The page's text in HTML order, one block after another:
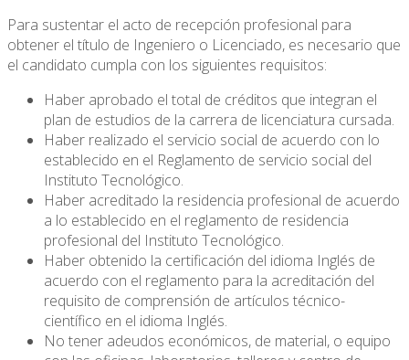
Para sustentar el acto de recepción profesional para
obtener el título de Ingeniero o Licenciado, es necesario que
el candidato cumpla con los siguientes requisitos:
Haber aprobado el total de créditos que integran el
plan de estudios de la carrera de licenciatura cursada.
Haber realizado el servicio social de acuerdo con lo
establecido en el Reglamento de servicio social del
Instituto Tecnológico.
Haber acreditado la residencia profesional de acuerdo
a lo establecido en el reglamento de residencia
profesional del Instituto Tecnológico.
Haber obtenido la certificación del idioma Inglés de
acuerdo con el reglamento para la acreditación del
requisito de comprensión de artículos técnico-
científico en el idioma Inglés.
No tener adeudos económicos, de material, o equipo